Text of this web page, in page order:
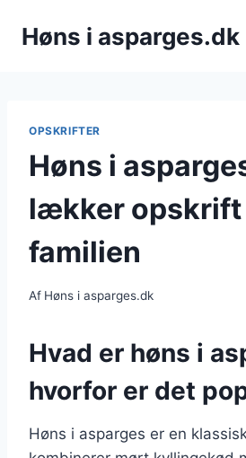
Høns i asparges.dk
OPSKRIFTER
Høns i
lækker
familien
Af Høns i asparges.dk
Hvad er høns i
hvorfor er det
Høns i asparges er en